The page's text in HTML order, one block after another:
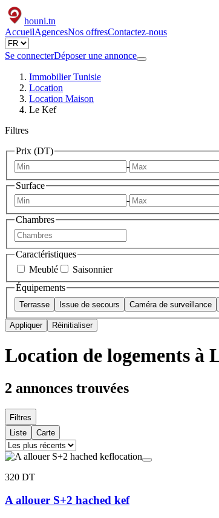
houni.tn
AccueilAgencesNos offresContactez-nous
Se connecterDéposer une annonce
Immobilier Tunisie
Location
Location Maison
Le Kef
Filtres
Prix (DT)
-
Surface
-
Chambres
Caractéristiques
Meublé
Saisonnier
Équipements
Terrasse Issue de secours Caméra de surveillance
Appliquer Réinitialiser
Location de logements à
2 annonces trouvées
Filtres
Liste
Carte
location
320 DT
A allouer S+2 hached kef